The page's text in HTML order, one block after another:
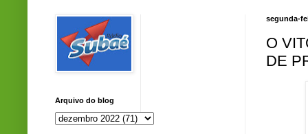
segunda-
O
DE
Arquivo do blog